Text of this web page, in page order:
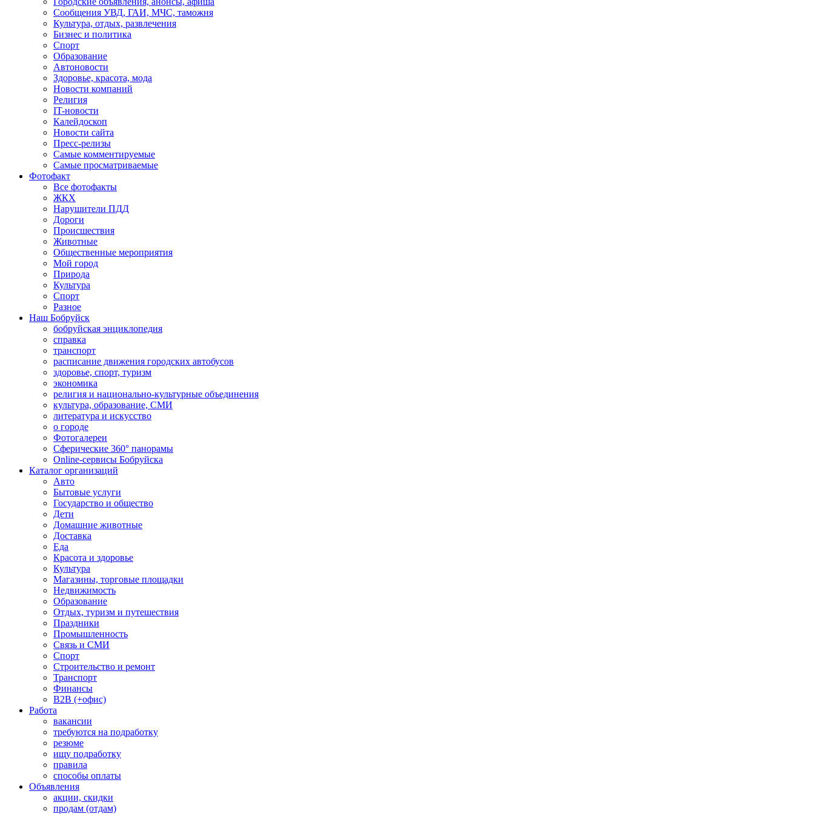
Сообщения УВД, ГАИ, МЧС, таможня
Культура, отдых, развлечения
Бизнес и политика
Спорт
Образование
Автоновости
Здоровье, красота, мода
Новости компаний
Религия
IT-новости
Калейдоскоп
Новости сайта
Пресс-релизы
Самые комментируемые
Самые просматриваемые
Фотофакт
Все фотофакты
ЖКХ
Нарушители ПДД
Дороги
Происшествия
Животные
Общественные мероприятия
Мой город
Природа
Культура
Спорт
Разное
Наш Бобруйск
бобруйская энциклопедия
справка
транспорт
расписание движения городских автобусов
здоровье, спорт, туризм
экономика
религия и национально-культурные объединения
культура, образование, СМИ
литература и искусство
о городе
Фотогалереи
Сферические 360° панорамы
Online-сервисы Бобруйска
Каталог организаций
Авто
Бытовые услуги
Государство и общество
Дети
Домашние животные
Доставка
Еда
Красота и здоровье
Культура
Магазины, торговые площадки
Недвижимость
Образование
Отдых, туризм и путешествия
Праздники
Промышленность
Связь и СМИ
Спорт
Строительство и ремонт
Транспорт
Финансы
B2B (+офис)
Работа
вакансии
требуются на подработку
резюме
ищу подработку
правила
способы оплаты
Объявления
акции, скидки
продам (отдам)